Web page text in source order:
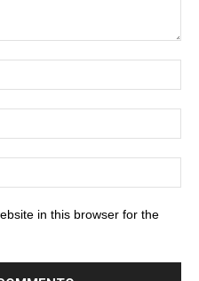
in this browser for the